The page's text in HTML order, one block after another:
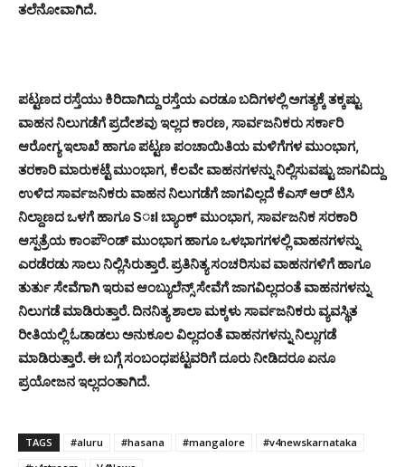
ತಲೆನೋವಾಗಿದೆ.
ಪಟ್ಟಣದ ರಸ್ತೆಯು ಕಿರಿದಾಗಿದ್ದು ರಸ್ತೆಯ ಎರಡೂ ಬದಿಗಳಲ್ಲಿ ಅಗತ್ಯಕ್ಕೆ ತಕ್ಕಷ್ಟು
ವಾಹನ ನಿಲುಗಡೆಗೆ ಪ್ರದೇಶವು ಇಲ್ಲದ ಕಾರಣ, ಸಾರ್ವಜನಿಕರು ಸರ್ಕಾರಿ
ಆರೋಗ್ಯ ಇಲಾಖೆ ಹಾಗೂ ಪಟ್ಟಣ ಪಂಚಾಯಿತಿಯ ಮಳಿಗೆಗಳ ಮುಂಭಾಗ,
ತರಕಾರಿ ಮಾರುಕಟ್ಟೆ ಮುಂಭಾಗ, ಕೆಲವೇ ವಾಹನಗಳನ್ನು ನಿಲ್ಲಿಸುವಷ್ಟು ಜಾಗವಿದ್ದು
ಉಳಿದ ಸಾರ್ವಜನಿಕರು ವಾಹನ ನಿಲುಗಡೆಗೆ ಜಾಗವಿಲ್ಲದೆ ಕೆಎಸ್ ಆರ್ ಟಿಸಿ
ನಿಲ್ದಾಣದ ಒಳಗೆ ಹಾಗೂ SಃI ಬ್ಯಾಂಕ್ ಮುಂಭಾಗ, ಸಾರ್ವಜನಿಕ ಸರಕಾರಿ
ಆಸ್ಪತ್ರೆಯ ಕಾಂಪೌಂಡ್ ಮುಂಭಾಗ ಹಾಗೂ ಒಳಭಾಗಗಳಲ್ಲಿ ವಾಹನಗಳನ್ನು
ಎರಡೆರಡು ಸಾಲು ನಿಲ್ಲಿಸಿರುತ್ತಾರೆ. ಪ್ರತಿನಿತ್ಯ ಸಂಚರಿಸುವ ವಾಹನಗಳಿಗೆ ಹಾಗೂ
ತುರ್ತು ಸೇವೆಗಾಗಿ ಇರುವ ಆಂಬ್ಯುಲೆನ್ಸ್ ಸೇವೆಗೆ ಜಾಗವಿಲ್ಲದಂತೆ ವಾಹನಗಳನ್ನು
ನಿಲುಗಡೆ ಮಾಡಿರುತ್ತಾರೆ. ದಿನನಿತ್ಯ ಶಾಲಾ ಮಕ್ಕಳು ಸಾರ್ವಜನಿಕರು ವ್ಯವಸ್ಥಿತ
ರೀತಿಯಲ್ಲಿ ಓಡಾಡಲು ಅನುಕೂಲ ವಿಲ್ಲದಂತೆ ವಾಹನಗಳನ್ನು ನಿಲ್ಲುಗಡೆ
ಮಾಡಿರುತ್ತಾರೆ. ಈ ಬಗ್ಗೆ ಸಂಬಂಧಪಟ್ಟವರಿಗೆ ದೂರು ನೀಡಿದರೂ ಏನೂ
ಪ್ರಯೋಜನ ಇಲ್ಲದಂತಾಗಿದೆ.
TAGS #aluru #hasana #mangalore
#v4newskarnataka